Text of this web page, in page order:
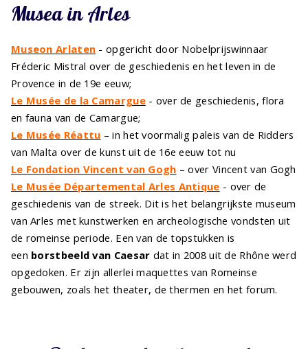
Musea in Arles
Museon Arlaten - opgericht door Nobelprijswinnaar
Fréderic Mistral over de geschiedenis en het leven in de
Provence in de 19e eeuw;
Le Musée de la Camargue- over de geschiedenis, flora
en fauna van de Camargue;
Le Musée Réattu – in het voormalig paleis van de Ridders
van Malta over de kunst uit de 16e eeuw tot nu
Le Fondation Vincent van Gogh – over Vincent van Gogh
Le Musée Départemental Arles Antique - over de
geschiedenis van de streek. Dit is het belangrijkste museum
van Arles met kunstwerken en archeologische vondsten uit
de romeinse periode. Een van de topstukken is
een borstbeeld van Caesar dat in 2008 uit de Rhône werd
opgedoken. Er zijn allerlei maquettes van Romeinse
gebouwen, zoals het theater, de thermen en het forum.